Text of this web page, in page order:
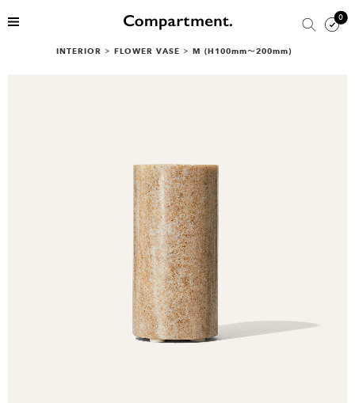
0
INTERIOR > FLOWER VASE > M (H100mm〜200mm)